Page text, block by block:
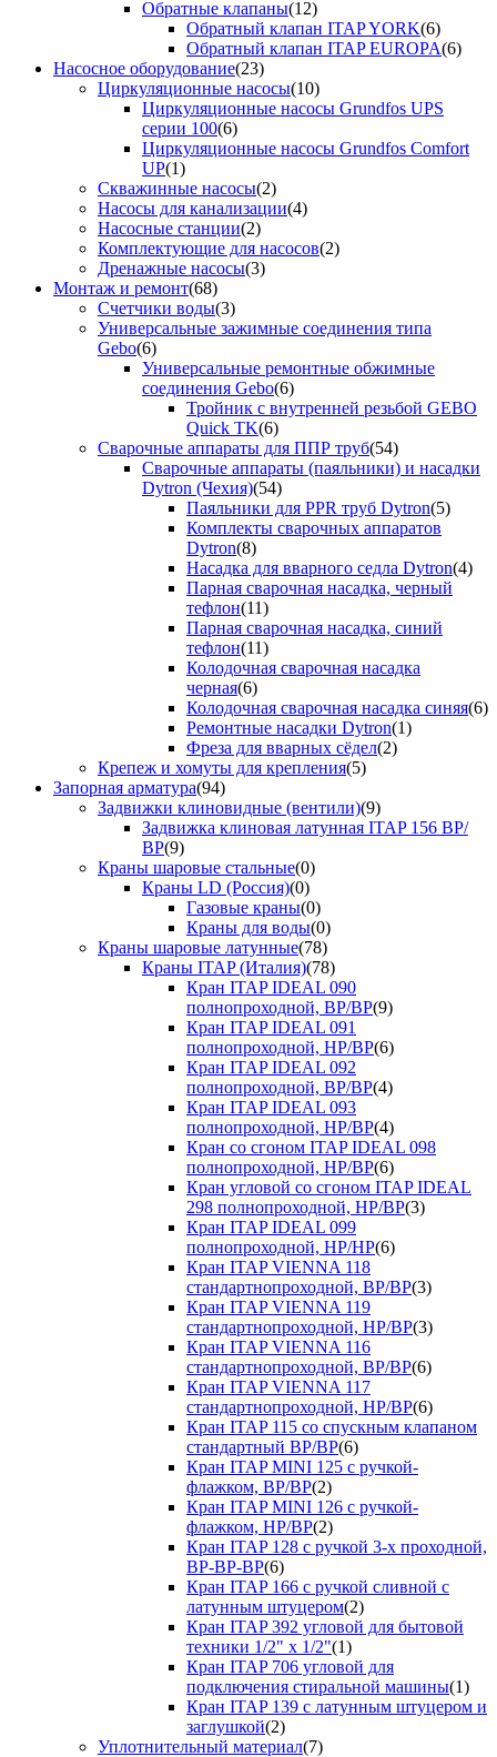
Обратные клапаны(12)
Обратный клапан ITAP YORK(6)
Обратный клапан ITAP EUROPA(6)
Насосное оборудование(23)
Циркуляционные насосы(10)
Циркуляционные насосы Grundfos UPS
серии 100(6)
Циркуляционные насосы Grundfos Comfort
UP(1)
Скважинные насосы(2)
Насосы для канализации(4)
Насосные станции(2)
Комплектующие для насосов(2)
Дренажные насосы(3)
Монтаж и ремонт(68)
Счетчики воды(3)
Универсальные зажимные соединения типа
Gebo(6)
Универсальные ремонтные обжимные
соединения Gebo(6)
Тройник с внутренней резьбой GEBO
Quick TK(6)
Сварочные аппараты для ППР труб(54)
Сварочные аппараты (паяльники) и насадки
Dytron (Чехия)(54)
Паяльники для PPR труб Dytron(5)
Комплекты сварочных аппаратов
Dytron(8)
Насадка для вварного седла Dytron(4)
Парная сварочная насадка, черный
тефлон(11)
Парная сварочная насадка, синий
тефлон(11)
Колодочная сварочная насадка
черная(6)
Колодочная сварочная насадка синяя(6)
Ремонтные насадки Dytron(1)
Фреза для вварных сёдел(2)
Крепеж и хомуты для крепления(5)
Запорная арматура(94)
Задвижки клиновидные (вентили)(9)
Задвижка клиновая латунная ITAP 156 ВР/
ВР(9)
Краны шаровые стальные(0)
Краны LD (Россия)(0)
Газовые краны(0)
Краны для воды(0)
Краны шаровые латунные(78)
Краны ITAP (Италия)(78)
Кран ITAP IDEAL 090
полнопроходной, ВР/ВР(9)
Кран ITAP IDEAL 091
полнопроходной, НР/ВР(6)
Кран ITAP IDEAL 092
полнопроходной, ВР/ВР(4)
Кран ITAP IDEAL 093
полнопроходной, НР/ВР(4)
Кран со сгоном ITAP IDEAL 098
полнопроходной, НР/ВР(6)
Кран угловой со сгоном ITAP IDEAL
298 полнопроходной, НР/ВР(3)
Кран ITAP IDEAL 099
полнопроходной, НР/НР(6)
Кран ITAP VIENNA 118
стандартнопроходной, ВР/ВР(3)
Кран ITAP VIENNA 119
стандартнопроходной, НР/ВР(3)
Кран ITAP VIENNA 116
стандартнопроходной, ВР/ВР(6)
Кран ITAP VIENNA 117
стандартнопроходной, НР/ВР(6)
Кран ITAP 115 со спускным клапаном
стандартный ВР/ВР(6)
Кран ITAP MINI 125 с ручкой-
флажком, ВР/ВР(2)
Кран ITAP MINI 126 с ручкой-
флажком, НР/ВР(2)
Кран ITAP 128 с ручкой 3-х проходной,
ВР-ВР-ВР(6)
Кран ITAP 166 с ручкой сливной с
латунным штуцером(2)
Кран ITAP 392 угловой для бытовой
техники 1/2" х 1/2"(1)
Кран ITAP 706 угловой для
подключения стиральной машины(1)
Кран ITAP 139 с латунным штуцером и
заглушкой(2)
Уплотнительный материал(7)